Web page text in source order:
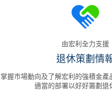
由宏利全力支援
退休策劃情
掌握市場動向及了解宏利的強積金產
適當的部署以好好籌劃退